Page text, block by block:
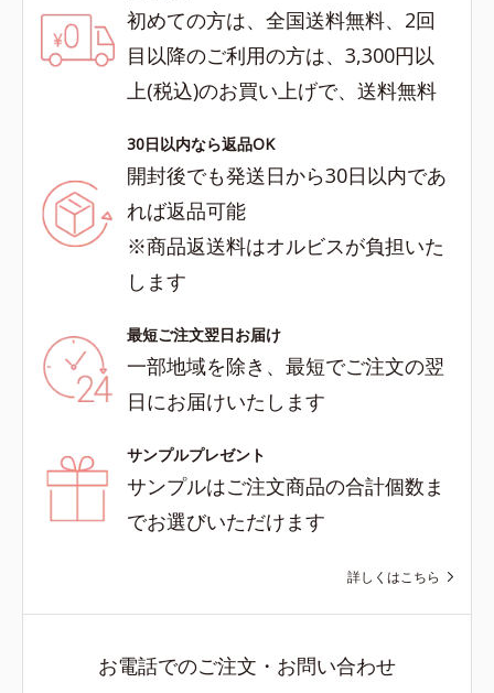
初めての方は、全国送料無料、2回
目以降のご利用の方は、3,300円以
上(税込)のお買い上げで、送料無料
30日以内なら返品OK
開封後でも発送日から30日以内であ
れば返品可能
※商品返送料はオルビスが負担いた
します
最短ご注文翌日お届け
一部地域を除き、最短でご注文の翌
日にお届けいたします
サンプルプレゼント
サンプルはご注文商品の合計個数ま
でお選びいただけます
詳しくはこちら
お電話でのご注文・お問い合わせ